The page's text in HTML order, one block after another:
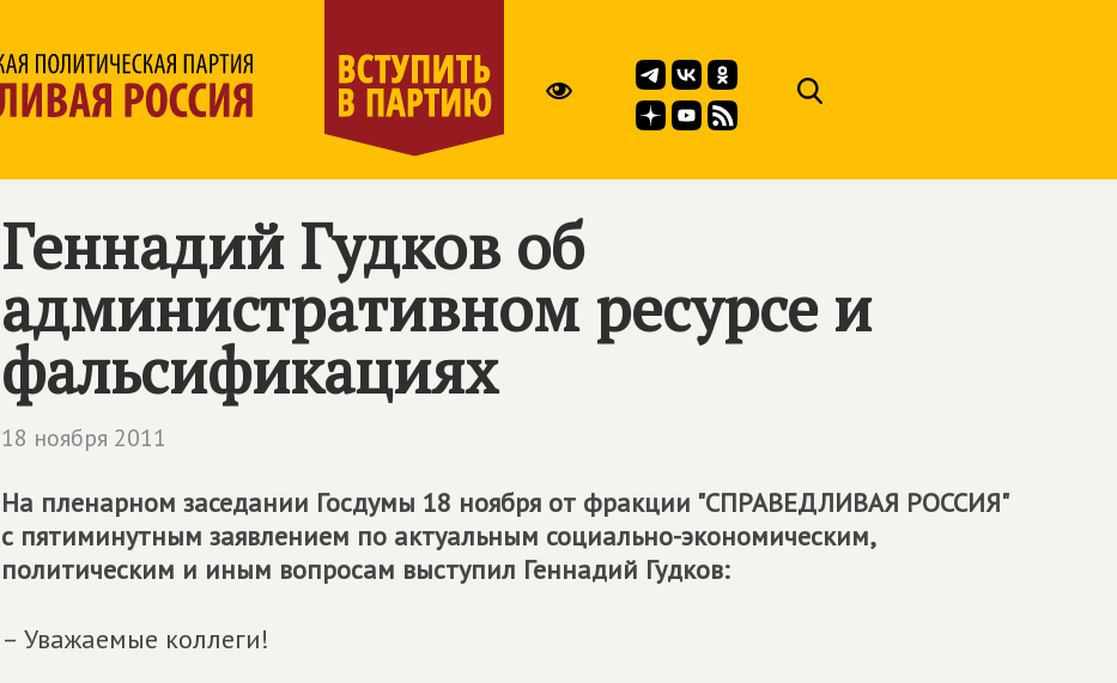
Геннадий Гудков об
административном ресурсе и
фальсификациях
18 ноября 2011
На пленарном заседании Госдумы 18 ноября от фракции "СПРАВЕДЛИВАЯ РОССИЯ"
с пятиминутным заявлением по актуальным социально-экономическим,
политическим и иным вопросам выступил Геннадий Гудков:
– Уважаемые коллеги!